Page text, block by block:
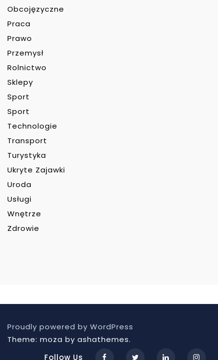
Obcojęzyczne
Praca
Prawo
Przemysł
Rolnictwo
Sklepy
Sport
Sport
Technologie
Transport
Turystyka
Ukryte Zajawki
Uroda
Usługi
Wnętrze
Zdrowie
Proudly powered by WordPress
Theme: moza by ashathemes.
Follow Us